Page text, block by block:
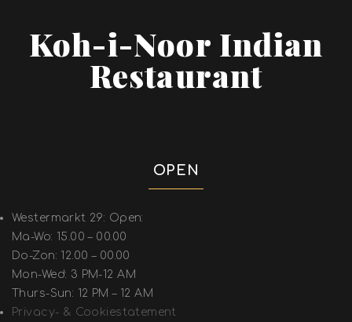
Koh-i-Noor Indian
Restaurant
OPEN
Westermarkt 29: Open:
Ma-Wo: 15.00 – 00.00
Do-Zon: 12.00 – 00.00
Mon-Wed: 3 PM-12 AM
Thurs-Sun: 12 PM – 12 AM
Privacy- & Cookiestatement